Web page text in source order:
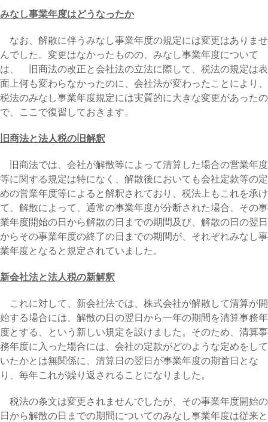
みなし事業年度はどうなったか
なお、解散に伴うみなし事業年度の規定には変更はありませ
んでした。変更はなかったものの、みなし事業年度について
は、 旧商法の改正と会社法の立法に際して、税法の規定は表
面上何も変わらなかったのに、会社法が変わったことにより、
税法のみなし事業年度規定には実質的に大きな変更があったの
で、ここで復習しておきます。
旧商法と法人税の旧解釈
旧商法では、会社が解散等によって清算した場合の営業年度
等に関する規定は特になく、解散後においても会社定款等の定
めの営業年度等によると解釈されており、税法上もこれを承け
て、解散によって、通常の事業年度が分断された場合、その事
業年度開始の日から解散の日までの期間及び、解散の日の翌日
からその事業年度の終了の日までの期間が、それぞれみなし事
業年度となると規定されていました。
新会社法と法人税の新解釈
これに対して、新会社法では、株式会社が解散して清算が開
始する場合には、解散の日の翌日から一年の期間を清算事務年
度とする、という新しい規定を設けました。そのため、清算事
務年度に入った場合には、会社の定款がどのような定めをして
いたかとは無関係に、清算日の翌日が事業年度の期首日とな
り、毎年これが繰り返されることになりました。
税法の条文は変更されませんでしたが、その事業年度開始の
日から解散の日までの期間についてのみなし事業年度は従来と